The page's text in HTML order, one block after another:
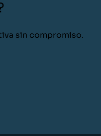
sin compromiso.